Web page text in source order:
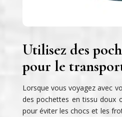
Utilisez des
pour le
Lorsque vous voyagez avec
des pochettes en tissu doux
pour éviter les chocs et les